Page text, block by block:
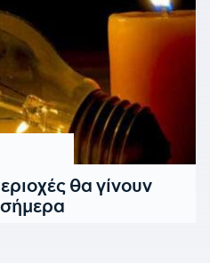
θα γίνουν